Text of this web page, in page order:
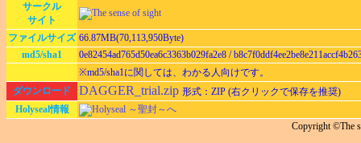
サークル
サイト
ファイルサイズ 66.87MB(70,113,950Byte)
md5/sha1
0e82454ad765d50ea6c3363b029fa2e8 /
※md5/sha1に関しては、わかる人向けです。
ダウンロード
DAGGER_trial.zip 形式：ZIP (右クリックで保存を推奨)
Holyseal情報
Holyseal ～聖封～へ
Copyright ©The